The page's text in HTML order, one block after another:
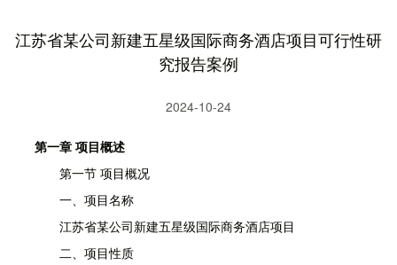
江苏省某公司新建五星级国际商务酒店项目可行性研
究报告案例
2024-10-24
第一章 项目概述
第一节 项目概况
一、项目名称
江苏省某公司新建五星级国际商务酒店项目
二、项目性质